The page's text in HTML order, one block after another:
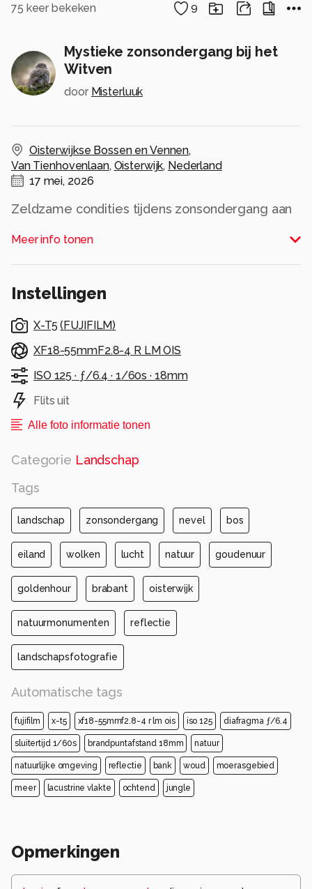
75 keer bekeken 9
Mystieke zonsondergang bij het
Witven
door Misterluuk
Oisterwijkse Bossen en Vennen,
Van Tienhovenlaan, Oisterwijk, Nederland
17 mei, 2026
Zeldzame condities tijdens zonsondergang aan
ontstond er tijdens de zonsondergang wat nevel
boven het water en de zon gaat bij dit ven mooi
Alle rechten voorbehouden
Meer info tonen
Instellingen
X-T5 ( FUJIFILM)
XF18-55mmF2.8-4 R LM OIS
ISO 125 · ƒ/6.4 · 1/60s · 18mm
Flits uit
Alle foto informatie tonen
Categorie Landschap
Tags
landschap zonsondergang nevel bos
eiland wolken lucht natuur goudenuur
goldenhour brabant oisterwijk
natuurmonumenten reflectie
landschapsfotografie
Automatische tags
fujifilm x-t5 xf18-55mmf2.8-4 r lm ois iso 125 diafragma ƒ/6.4
sluitertijd 1/60s brandpuntafstand 18mm natuur
natuurlijke omgeving reflectie bank woud moerasgebied
meer lacustrine vlakte ochtend jungle
Opmerkingen